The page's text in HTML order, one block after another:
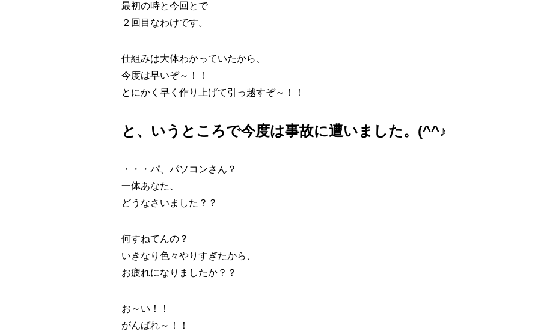
最初の時と今回とで
２回目なわけです。
仕組みは大体わかっていたから、
今度は早いぞ～！！
とにかく早く作り上げて引っ越すぞ～！！
と、いうところで今度は事故に遭いました。(^^♪
・・・パ、パソコンさん？
一体あなた、
どうなさいました？？
何すねてんの？
いきなり色々やりすぎたから、
お疲れになりましたか？？
お～い！！
がんばれ～！！